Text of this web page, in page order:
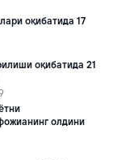
оқибатида 17
оқибатида 21
олдини